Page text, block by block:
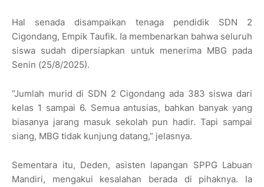
Hal senada disampaikan tenaga pendidik SDN 2
Cigondang, Empik Taufik. Ia membenarkan bahwa seluruh
siswa sudah dipersiapkan untuk menerima MBG pada
Senin (25/8/2025).
“Jumlah murid di SDN 2 Cigondang ada 383 siswa dari
kelas 1 sampai 6. Semua antusias, bahkan banyak yang
biasanya jarang masuk sekolah pun hadir. Tapi sampai
siang, MBG tidak kunjung datang,” jelasnya.
Sementara itu, Deden, asisten lapangan SPPG Labuan
Mandiri, mengakui kesalahan berada di pihaknya. Ia